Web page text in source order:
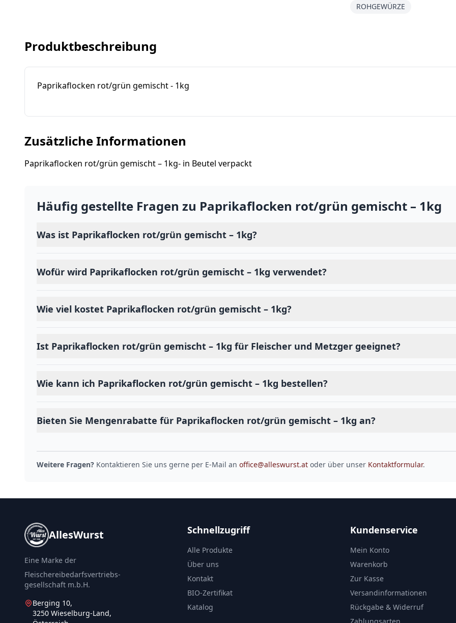
ROHGEWÜRZE
Produktbeschreibung
Paprikaflocken rot/grün gemischt - 1kg
Zusätzliche Informationen
Paprikaflocken rot/grün gemischt – 1kg- in Beutel verpackt
Häufig gestellte Fragen zu Paprikaflocken rot/grün gemischt – 1kg
Was ist Paprikaflocken rot/grün gemischt – 1kg?
Wofür wird Paprikaflocken rot/grün gemischt – 1kg verwendet?
Wie viel kostet Paprikaflocken rot/grün gemischt – 1kg?
Ist Paprikaflocken rot/grün gemischt – 1kg für Fleischer und Metzger geeignet?
Wie kann ich Paprikaflocken rot/grün gemischt – 1kg bestellen?
Bieten Sie Mengenrabatte für Paprikaflocken rot/grün gemischt – 1kg an?
Weitere Fragen? Kontaktieren Sie uns gerne per E-Mail an office@alleswurst.at oder über unser Kontaktformular.
AllesWurst
Eine Marke der
Fleischereibedarfsvertriebs-
gesellschaft m.b.H.
Berging 10,
3250 Wieselburg-Land,
Schnellzugriff
Alle Produkte
Über uns
Kontakt
BIO-Zertifikat
Katalog
Kundenservice
Mein Konto
Warenkorb
Zur Kasse
Versandinformationen
Rückgabe & Widerruf